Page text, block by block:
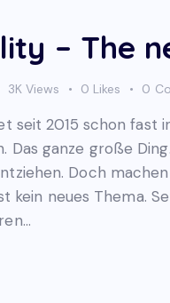
– The
3K Views 0 Likes 0
seit 2015 schon fast
Das ganze große
Doch
kein neues Thema.